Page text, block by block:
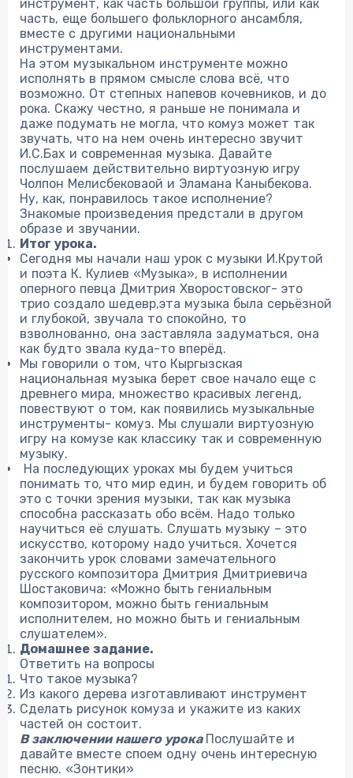
инструмент, как часть большой группы, или как
часть, еще большего фольклорного ансамбля,
вместе с другими национальными
инструментами.
На этом музыкальном инструменте можно
исполнять в прямом смысле слова всё, что
возможно. От степных напевов кочевников, и до
рока. Скажу честно, я раньше не понимала и
даже подумать не могла, что комуз может так
звучать, что на нем очень интересно звучит
И.С.Бах и современная музыка. Давайте
послушаем действительно виртуозную игру
Чолпон Мелисбековаой и Эламана Каныбекова.
Ну, как, понравилось такое исполнение?
Знакомые произведения предстали в другом
образе и звучании.
Итог урока.
Сегодня мы начали наш урок с музыки И.Крутой
и поэта К. Кулиев «Музыка», в исполнении
оперного певца Дмитрия Хворостовског- это
трио создало шедевр,эта музыка была серьёзной
и глубокой, звучала то спокойно, то
взволнованно, она заставляла задуматься, она
как будто звала куда-то вперёд.
Мы говорили о том, что Кыргызская
национальная музыка берет свое начало еще с
древнего мира, множество красивых легенд,
повествуют о том, как появились музыкальные
инструменты- комуз. Мы слушали виртуозную
игру на комузе как классику так и современную
музыку.
На последующих уроках мы будем учиться
понимать то, что мир един, и будем говорить об
это с точки зрения музыки, так как музыка
способна рассказать обо всём. Надо только
научиться её слушать. Слушать музыку – это
искусство, которому надо учиться. Хочется
закончить урок словами замечательного
русского композитора Дмитрия Дмитриевича
Шостаковича: «Можно быть гениальным
композитором, можно быть гениальным
исполнителем, но можно быть и гениальным
слушателем».
Домашнее задание.
Ответить на вопросы
Что такое музыка?
Из какого дерева изготавливают инструмент
Сделать рисунок комуза и укажите из каких
частей он состоит.
В заключении нашего урока Послушайте и
давайте вместе споем одну очень интересную
песню. «Зонтики»